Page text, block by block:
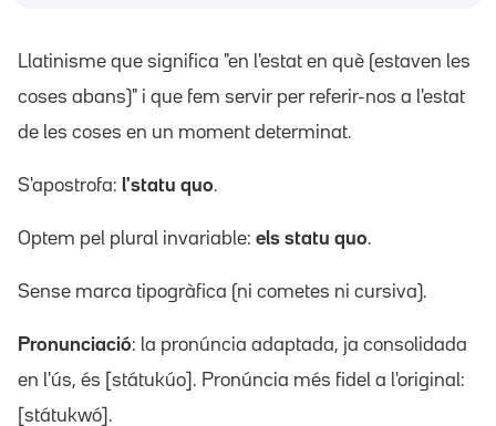
Llatinisme que significa "en l'estat en què (estaven les
coses abans)" i que fem servir per referir-nos a l'estat
de les coses en un moment determinat.
S'apostrofa: l'statu quo.
Optem pel plural invariable: els statu quo.
Sense marca tipogràfica (ni cometes ni cursiva).
Pronunciació: la pronúncia adaptada, ja consolidada
en l'ús, és [státukúo]. Pronúncia més fidel a l'original:
[státukwó].